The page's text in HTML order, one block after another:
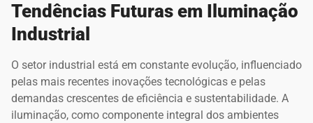
Tendências Futuras em Iluminação
Industrial
O setor industrial está em constante evolução, influenciado
pelas mais recentes inovações tecnológicas e pelas
demandas crescentes de eficiência e sustentabilidade. A
iluminação, como componente integral dos ambientes